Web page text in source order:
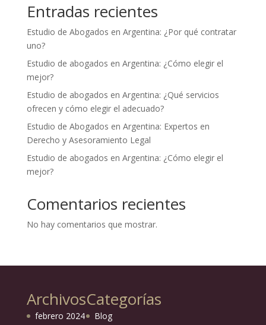
Entradas recientes
Estudio de Abogados en Argentina: ¿Por qué contratar
uno?
Estudio de abogados en Argentina: ¿Cómo elegir el
mejor?
Estudio de abogados en Argentina: ¿Qué servicios
ofrecen y cómo elegir el adecuado?
Estudio de Abogados en Argentina: Expertos en
Derecho y Asesoramiento Legal
Estudio de abogados en Argentina: ¿Cómo elegir el
mejor?
Comentarios recientes
No hay comentarios que mostrar.
Archivos
febrero 2024
Categorías
Blog